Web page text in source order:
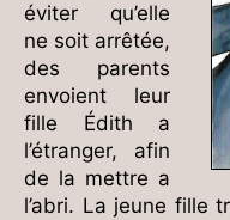
éviter qu’elle
ne soit arrêtée,
des parents
envoient leur
fille Édith a
l’étranger, afin
de la mettre a
l’abri. La jeune fille